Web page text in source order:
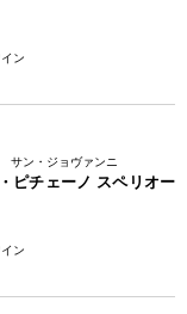
ン
サン・ジョヴァンニ
ピチェーノ スペリオー
ン